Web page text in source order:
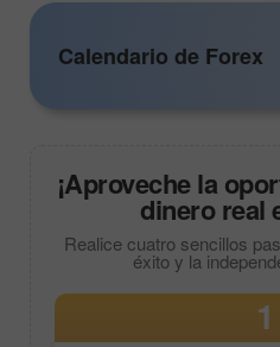
Calendario de Forex
¡Aproveche la
dinero real
Realice cuatro sencillos
éxito y la
1